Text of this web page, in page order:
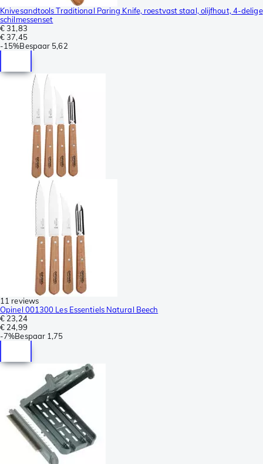
Knivesandtools Traditional Paring Knife, roestvast staal, olijfhout, 4-delige
schilmessenset
€ 31,83
€ 37,45
-15%Bespaar 5,62
11 reviews
Opinel 001300 Les Essentiels Natural Beech
€ 23,24
€ 24,99
-7%Bespaar 1,75